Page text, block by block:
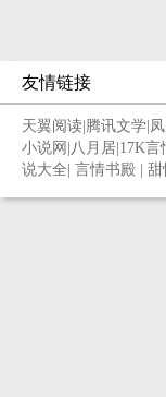
友情链接
天翼阅读 腾讯文学
小说网 八月居 17K言
说大全 言情书殿 甜